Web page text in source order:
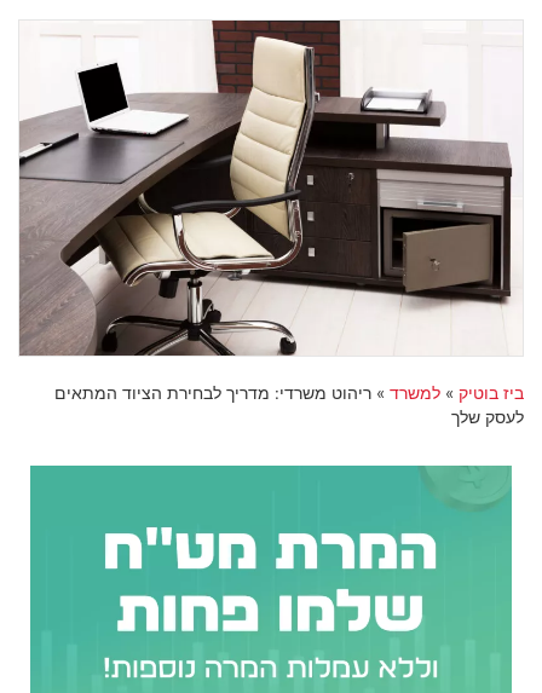
ביז בוטיק » למשרד » ריהוט משרדי: מדריך לבחירת הציוד המתאים
לעסק שלך